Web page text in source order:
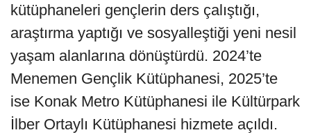
kütüphaneleri gençlerin ders çalıştığı,
araştırma yaptığı ve sosyalleştiği yeni nesil
yaşam alanlarına dönüştürdü. 2024’te
Menemen Gençlik Kütüphanesi, 2025’te
ise Konak Metro Kütüphanesi ile Kültürpark
İlber Ortaylı Kütüphanesi hizmete açıldı.